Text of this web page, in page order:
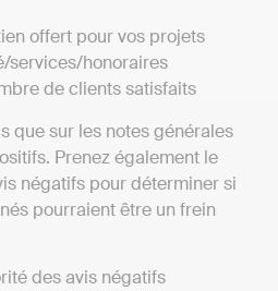
offert pour vos projets
services/honoraires
de clients satisfaits
que sur les notes générales
Prenez également le
négatifs pour déterminer si
pourraient être un frein
des avis négatifs